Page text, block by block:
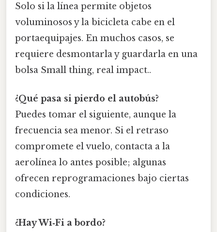
Solo si la línea permite objetos
voluminosos y la bicicleta cabe en el
portaequipajes. En muchos casos, se
requiere desmontarla y guardarla en una
bolsa Small thing, real impact..
¿Qué pasa si pierdo el autobús?
Puedes tomar el siguiente, aunque la
frecuencia sea menor. Si el retraso
compromete el vuelo, contacta a la
aerolínea lo antes posible; algunas
ofrecen reprogramaciones bajo ciertas
condiciones.
¿Hay Wi‑Fi a bordo?